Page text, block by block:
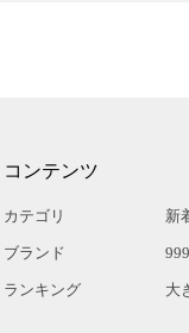
コンテンツ
カテゴリ
ブランド
ランキング
新
大